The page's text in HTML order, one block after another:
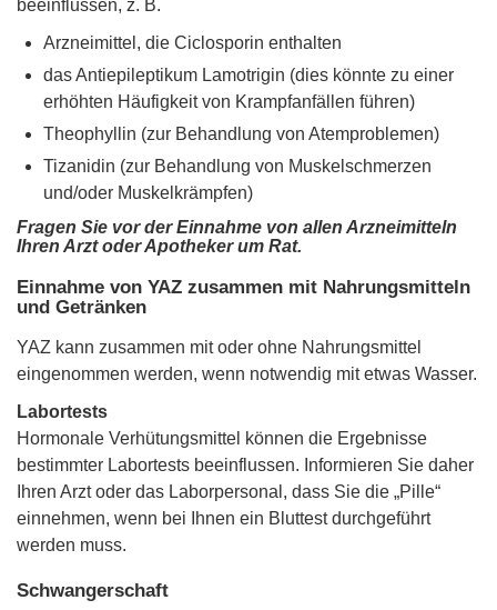
beeinflussen, z. B.
Arzneimittel, die Ciclosporin enthalten
das Antiepileptikum Lamotrigin (dies könnte zu einer
erhöhten Häufigkeit von Krampfanfällen führen)
Theophyllin (zur Behandlung von Atemproblemen)
Tizanidin (zur Behandlung von Muskelschmerzen
und/oder Muskelkrämpfen)
Fragen Sie vor der Einnahme von allen Arzneimitteln
Ihren Arzt oder Apotheker um Rat.
Einnahme von YAZ zusammen mit Nahrungsmitteln
und Getränken
YAZ kann zusammen mit oder ohne Nahrungsmittel
eingenommen werden, wenn notwendig mit etwas Wasser.
Labortests
Hormonale Verhütungsmittel können die Ergebnisse
bestimmter Labortests beeinflussen. Informieren Sie daher
Ihren Arzt oder das Laborpersonal, dass Sie die „Pille“
einnehmen, wenn bei Ihnen ein Bluttest durchgeführt
werden muss.
Schwangerschaft